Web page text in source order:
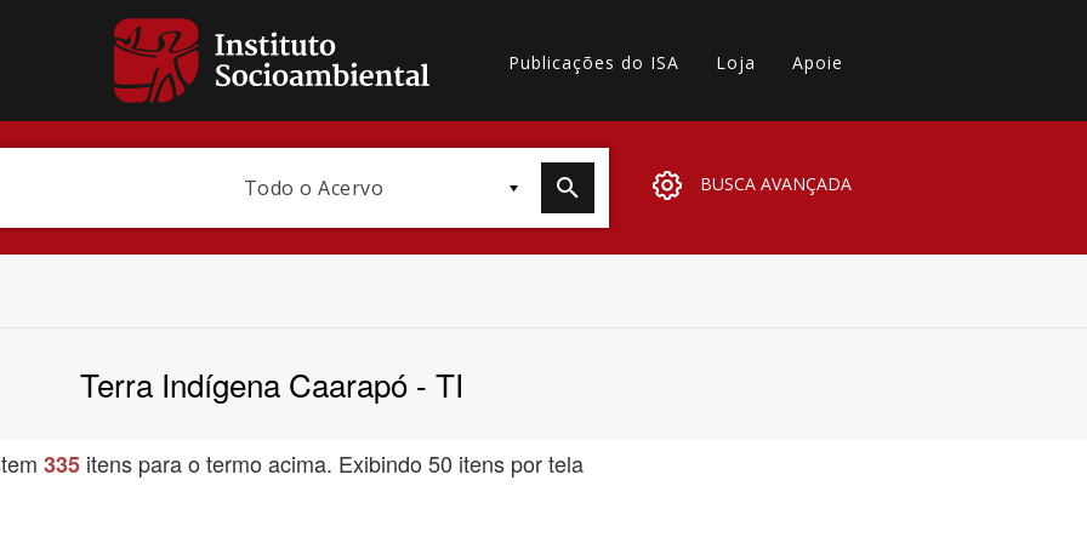
Publicações do ISA Loja Apoie
Todo o Acervo BUSCA AVANÇADA
Bioma / Bacia
Terra Indígena Caarapó - TI
335 itens para o termo acima. Exibindo 50 itens por tela